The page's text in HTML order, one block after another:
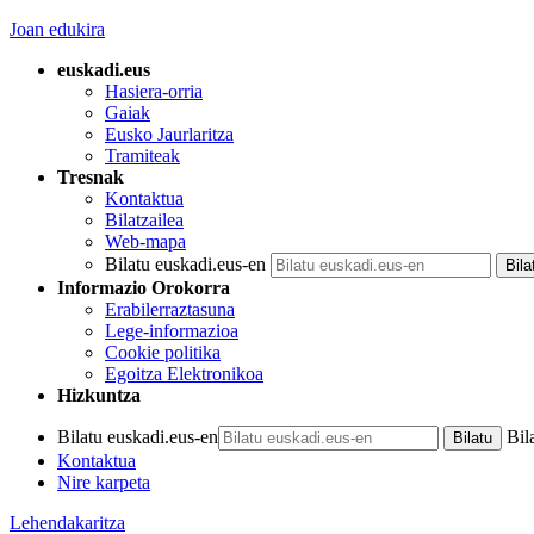
Joan edukira
euskadi.eus
Hasiera-orria
Gaiak
Eusko Jaurlaritza
Tramiteak
Tresnak
Kontaktua
Bilatzailea
Web-mapa
Bilatu euskadi.eus-en
Informazio Orokorra
Erabilerraztasuna
Lege-informazioa
Cookie politika
Egoitza Elektronikoa
Hizkuntza
Bilatu euskadi.eus-en
Kontaktua
Nire karpeta
Lehendakaritza